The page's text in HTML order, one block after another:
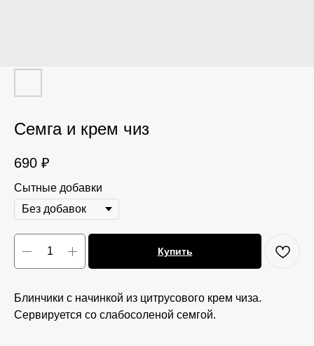
Семга и крем чиз
690 ₽
Сытные добавки
Купить
Блинчики с начинкой из цитрусового крем чиза.
Сервируется со слабосоленой семгой.